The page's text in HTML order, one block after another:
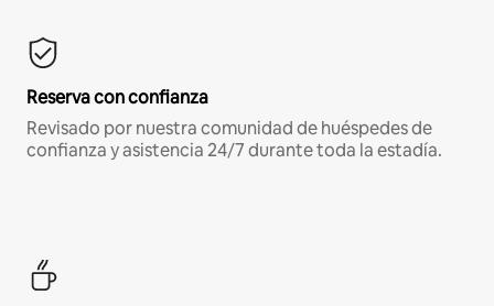
Reserva con confianza
Revisado por nuestra comunidad de huéspedes de
confianza y asistencia 24/7 durante toda la estadía.